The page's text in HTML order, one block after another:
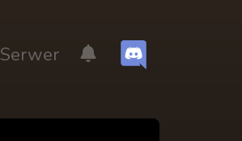
Serwer